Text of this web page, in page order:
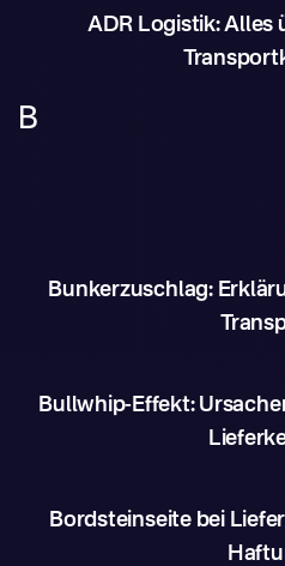
ADR Logistik: Alles
B
Bunkerzuschlag:
Bullwhip-Effekt:
Bordsteinseite bei